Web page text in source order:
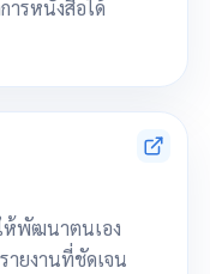
างเรียน-ตารางสอน
นการ / ยังไม่เริ่ม)
นนเฉลี่ยแยกสาขา
ละการประชุมวันนี้
ประกาศและข่าวสาร
ารหนังสือได้
องสมุด
านสรุป
ห้พัฒนาตนเอง
ายงานที่ชัดเจน